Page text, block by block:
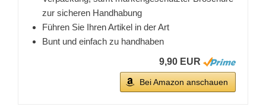
zur sicheren Handhabung
Führen Sie Ihren Artikel in der Art
Bunt und einfach zu handhaben
9,90 EUR
Bei Amazon anschauen